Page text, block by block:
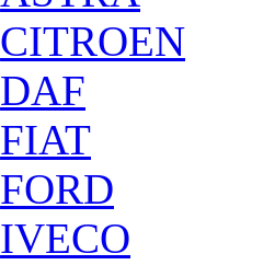
CITROEN
DAF
FIAT
FORD
IVECO